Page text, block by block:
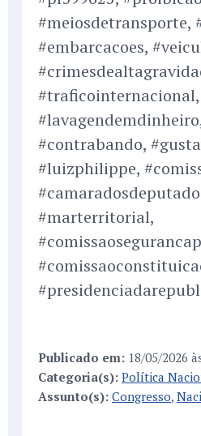
#meiosdetransporte,
#embarcacoes,
#traficointernacional,
#contrabando,
#luizphilippe,
#marterritorial,
Publicado em: 18/05/2026
Categoria(s): Política
Assunto(s): Congresso,